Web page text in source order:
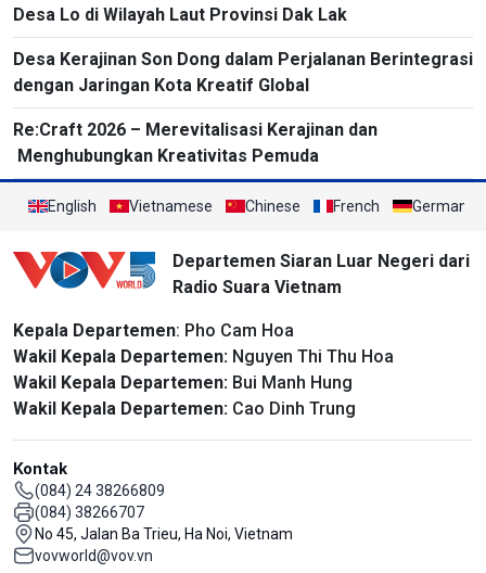
Desa Lo di Wilayah Laut Provinsi Dak Lak
Desa Kerajinan Son Dong dalam Perjalanan Berintegrasi
dengan Jaringan Kota Kreatif Global
Re:Craft 2026 – Merevitalisasi Kerajinan dan
Menghubungkan Kreativitas Pemuda
English Vietnamese Chinese French German
Departemen Siaran Luar Negeri dari
Radio Suara Vietnam
Kepala Departemen: Pho Cam Hoa
Wakil Kepala Departemen: Nguyen Thi Thu Hoa
Wakil Kepala Departemen: Bui Manh Hung
Wakil Kepala Departemen: Cao Dinh Trung
Kontak
(084) 24 38266809
(084) 38266707
No 45, Jalan Ba Trieu, Ha Noi, Vietnam
vovworld@vov.vn